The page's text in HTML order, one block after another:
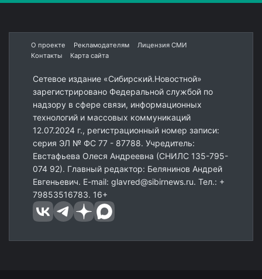
О проекте Рекламодателям
Лицензия СМИ
Контакты
Карта сайта
Сетевое издание «Сибирский.Новостной»
зарегистрировано Федеральной службой по
надзору в сфере связи, информационных
технологий и массовых коммуникаций
12.07.2024 г., регистрационный номер записи:
серия ЭЛ № ФС 77 - 87788. Учредитель:
Евстафьева Олеся Андреевна (СНИЛС 135-795-
074 92). Главный редактор: Белянинов Андрей
Евгеньевич. E-mail: glavred@sibirnews.ru. Тел.: +
79853516783. 16+